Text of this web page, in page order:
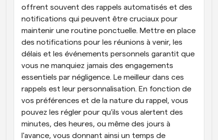
offrent souvent des rappels automatisés et des
notifications qui peuvent être cruciaux pour
maintenir une routine ponctuelle. Mettre en place
des notifications pour les réunions à venir, les
délais et les événements personnels garantit que
vous ne manquiez jamais des engagements
essentiels par négligence. Le meilleur dans ces
rappels est leur personnalisation. En fonction de
vos préférences et de la nature du rappel, vous
pouvez les régler pour qu'ils vous alertent des
minutes, des heures, ou même des jours à
l'avance, vous donnant ainsi un temps de